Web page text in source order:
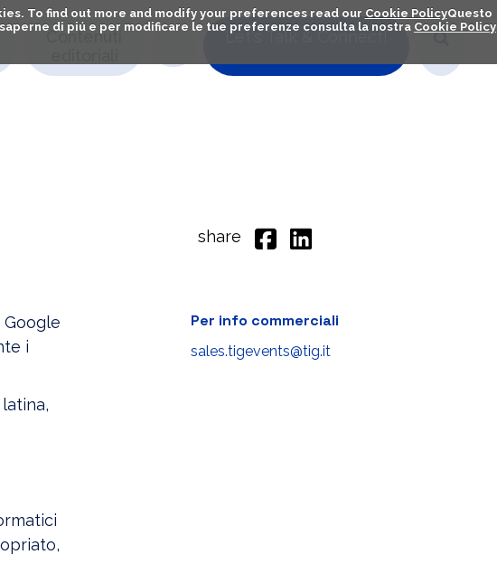
To find out more and modify your preferences read our Cookie PolicyQuesto
di piú e per modificare le tue preferenze consulta la nostra Cookie Policy
Let's Talk & Connect!
Contenuti
share
i
Per info commerciali
sales.tigevents@tig.it